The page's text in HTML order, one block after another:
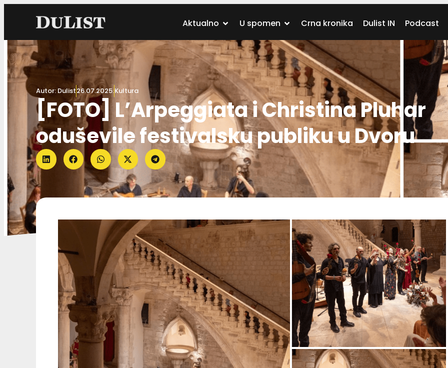
Aktualno U spomen Crna kronika Dulist IN Podcast
Autor: Dulist26.07.2025.Kultura
[FOTO] L’Arpeggiata i Christina Pluhar
oduševile festivalsku publiku u Dvoru